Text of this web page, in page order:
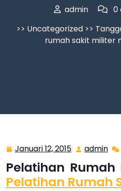
admin
0
>> Uncategorized>>
rumah sakit militer
Januari 12, 2015 Januari
12,
2015
admin
Pelatihan Rumah
Pelatihan Rumah